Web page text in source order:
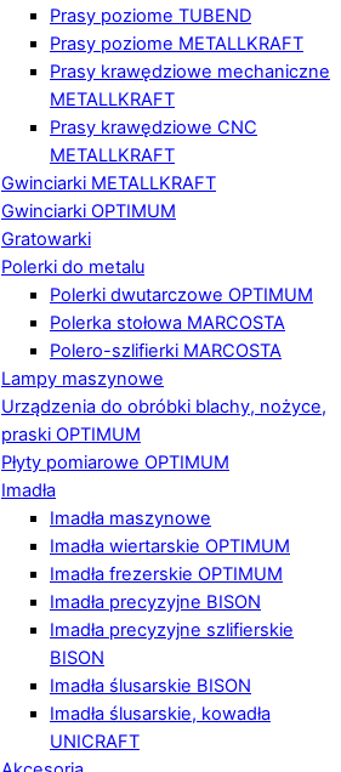
Prasy poziome TUBEND
Prasy poziome METALLKRAFT
Prasy krawędziowe mechaniczne
METALLKRAFT
Prasy krawędziowe CNC
METALLKRAFT
Gwinciarki METALLKRAFT
Gwinciarki OPTIMUM
Gratowarki
Polerki do metalu
Polerki dwutarczowe OPTIMUM
Polerka stołowa MARCOSTA
Polero-szlifierki MARCOSTA
Lampy maszynowe
Urządzenia do obróbki blachy, nożyce,
praski OPTIMUM
Płyty pomiarowe OPTIMUM
Imadła
Imadła maszynowe
Imadła wiertarskie OPTIMUM
Imadła frezerskie OPTIMUM
Imadła precyzyjne BISON
Imadła precyzyjne szlifierskie
BISON
Imadła ślusarskie BISON
Imadła ślusarskie, kowadła
UNICRAFT